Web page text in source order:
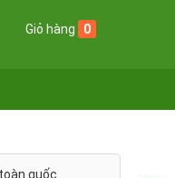
Giỏ hàng 0
quốc